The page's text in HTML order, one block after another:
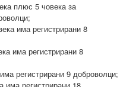
плюс 5 човека за
има регистрирани 8
има регистрирани 8
регистрирани 9 доброволци;